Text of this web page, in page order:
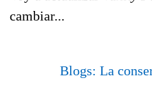
cambiar...
Blogs: La